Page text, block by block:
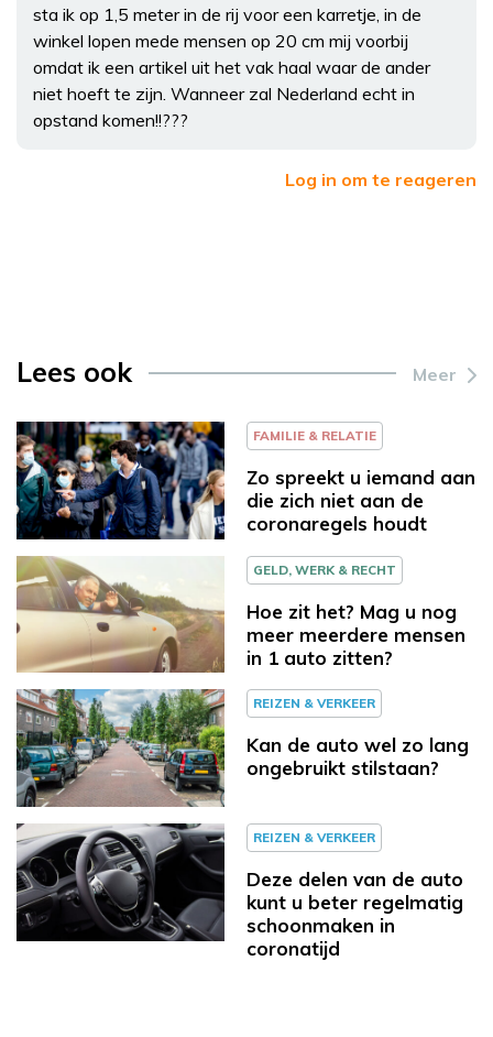
sta ik op 1,5 meter in de rij voor een karretje, in de
winkel lopen mede mensen op 20 cm mij voorbij
omdat ik een artikel uit het vak haal waar de ander
niet hoeft te zijn. Wanneer zal Nederland echt in
opstand komen!!???
Log in om te reageren
Lees ook Meer
FAMILIE & RELATIE
Zo spreekt u iemand aan
die zich niet aan de
coronaregels houdt
GELD, WERK & RECHT
Hoe zit het? Mag u nog
meer meerdere mensen
in 1 auto zitten?
REIZEN & VERKEER
Kan de auto wel zo lang
ongebruikt stilstaan?
REIZEN & VERKEER
Deze delen van de auto
kunt u beter regelmatig
schoonmaken in
coronatijd